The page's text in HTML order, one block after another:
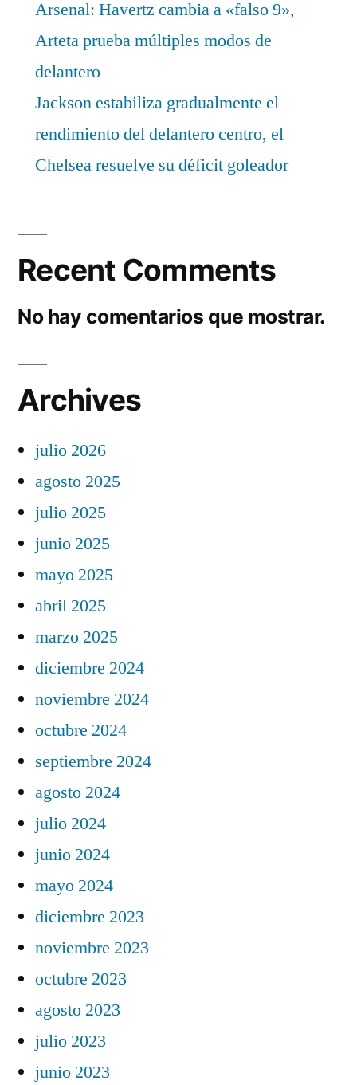
Arsenal: Havertz cambia a «falso 9»,
Arteta prueba múltiples modos de
delantero
Jackson estabiliza gradualmente el
rendimiento del delantero centro, el
Chelsea resuelve su déficit goleador
Recent Comments
No hay comentarios que mostrar.
Archives
julio 2026
agosto 2025
julio 2025
junio 2025
mayo 2025
abril 2025
marzo 2025
diciembre 2024
noviembre 2024
octubre 2024
septiembre 2024
agosto 2024
julio 2024
junio 2024
mayo 2024
diciembre 2023
noviembre 2023
octubre 2023
agosto 2023
julio 2023
junio 2023